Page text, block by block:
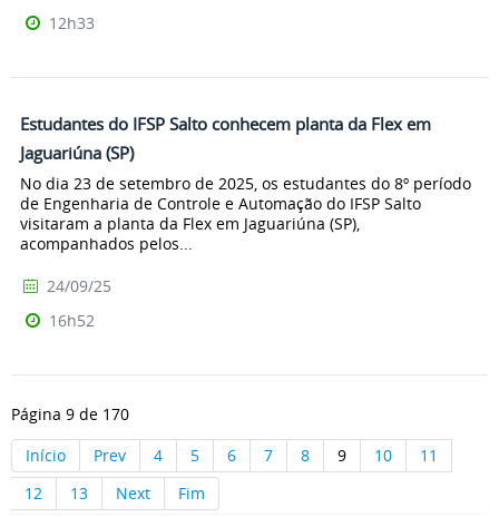
12h33
Estudantes do IFSP Salto conhecem planta da Flex em
Jaguariúna (SP)
No dia 23 de setembro de 2025, os estudantes do 8º período
de Engenharia de Controle e Automação do IFSP Salto
visitaram a planta da Flex em Jaguariúna (SP),
acompanhados pelos...
24/09/25
16h52
Página 9 de 170
Início
Prev 4 5 6 7 8 9 10
11
12
13 Next Fim